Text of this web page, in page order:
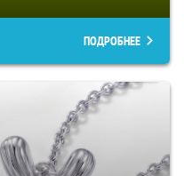
ПОДРОБНЕЕ